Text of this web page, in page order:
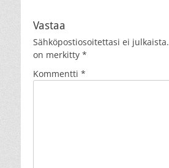
Vastaa
Sähköpostiosoitettasi ei julkaista.
on merkitty *
Kommentti *